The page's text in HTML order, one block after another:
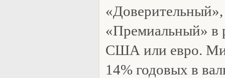
«Премиальный» в
США или евро.
14% годовых в